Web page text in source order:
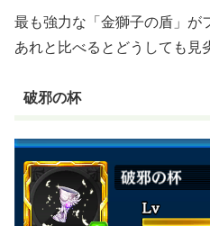
最も強力な「金獅子の盾」が
あれと比べるとどうしても見
破邪の杯